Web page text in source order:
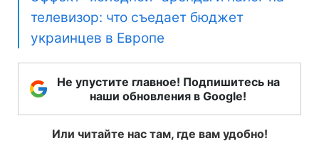
телевизор: что съедает бюджет
украинцев в Европе
Не упустите главное! Подпишитесь на
наши обновления в Google!
Или читайте нас там, где вам удобно!